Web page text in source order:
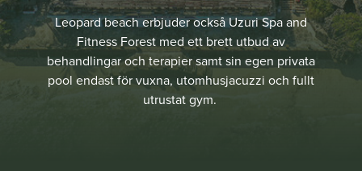
Leopard beach erbjuder också Uzuri Spa and
Fitness Forest med ett brett utbud av
behandlingar och terapier samt sin egen privata
pool endast för vuxna, utomhusjacuzzi och fullt
utrustat gym.